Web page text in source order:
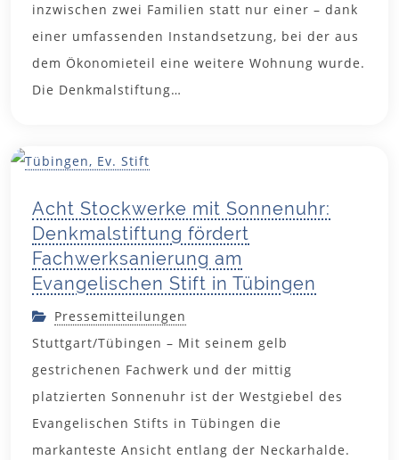
inzwischen zwei Familien statt nur einer – dank
einer umfassenden Instandsetzung, bei der aus
dem Ökonomieteil eine weitere Wohnung wurde.
Die Denkmalstiftung…
Acht Stockwerke mit Sonnenuhr:
Denkmalstiftung fördert
Fachwerksanierung am
Evangelischen Stift in Tübingen
Pressemitteilungen
Stuttgart/Tübingen – Mit seinem gelb
gestrichenen Fachwerk und der mittig
platzierten Sonnenuhr ist der Westgiebel des
Evangelischen Stifts in Tübingen die
markanteste Ansicht entlang der Neckarhalde.